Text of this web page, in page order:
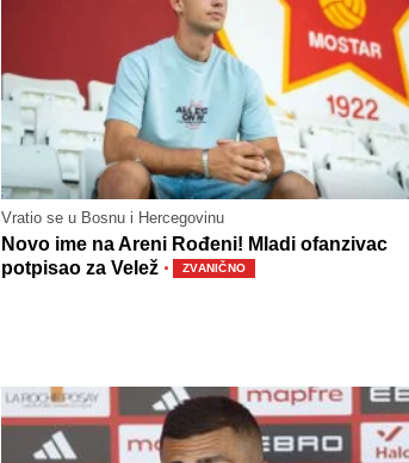
Vratio se u Bosnu i Hercegovinu
Novo ime na Areni Rođeni! Mladi ofanzivac
potpisao za Velež · ZVANIČNO